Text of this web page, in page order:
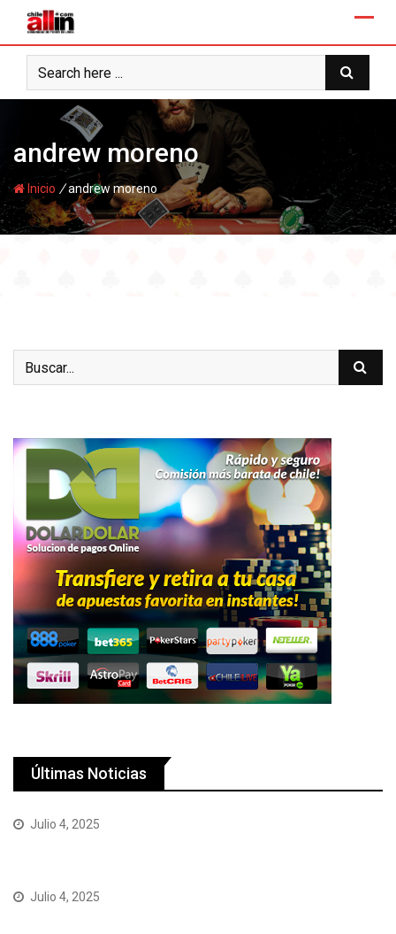
content
andrew moreno
Inicio /andrew moreno
Últimas Noticias
Julio 4, 2025
Julio 4, 2025